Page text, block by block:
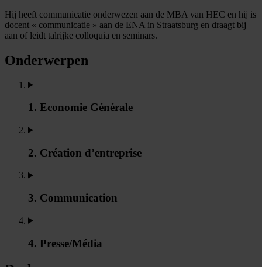
Hij heeft communicatie onderwezen aan de MBA van HEC en hij is
docent « communicatie » aan de ENA in Straatsburg en draagt bij
aan of leidt talrijke colloquia en seminars.
Onderwerpen
1. Economie Générale
2. Création d’entreprise
3. Communication
4. Presse/Média